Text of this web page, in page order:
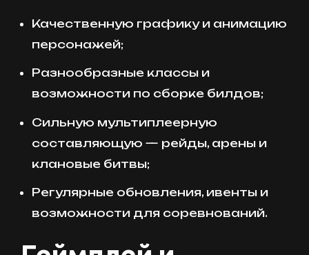
Качественную графику и анимацию
персонажей;
Разнообразные классы и
возможности по сборке билдов;
Сильную мультиплеерную
составляющую — рейды, арены и
клановые битвы;
Регулярные обновления, ивенты и
возможности для соревнований.